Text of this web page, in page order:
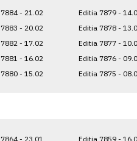
- 21.02
- 20.02
- 17.02
- 16.02
- 15.02
Editia 7879 -
Editia 7878 -
Editia 7877 -
Editia 7876 -
Editia 7875 -
- 23.01
Editia 7859 -